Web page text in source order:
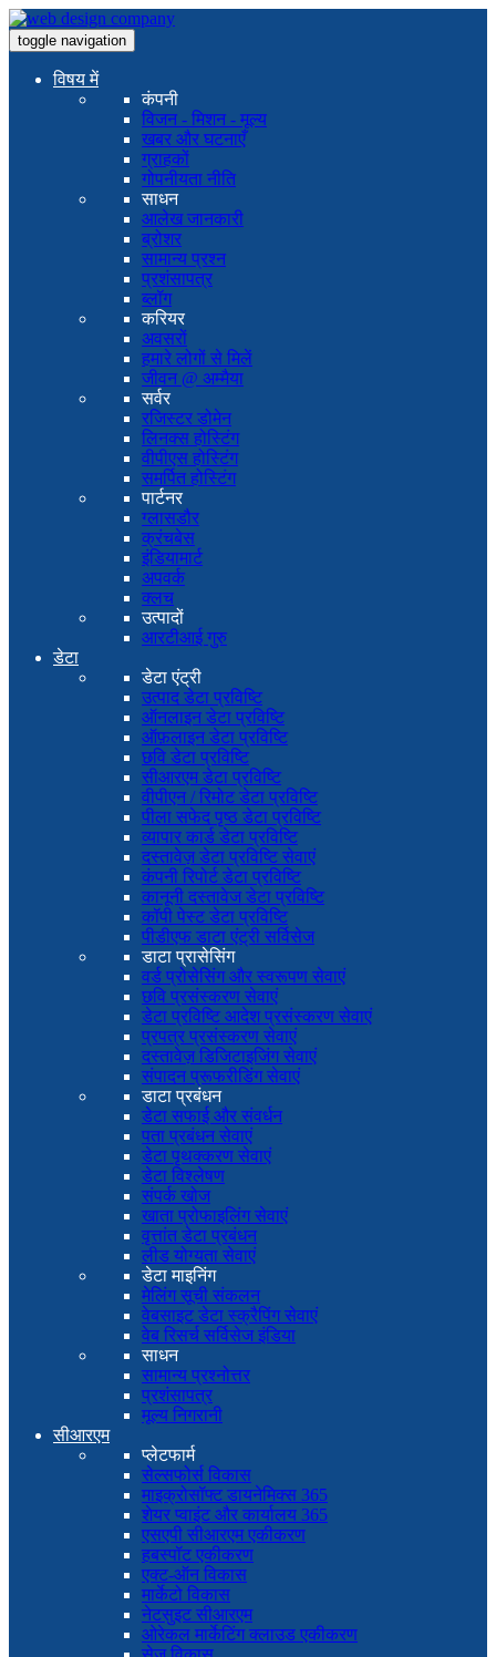
toggle navigation
विषय में
कंपनी
विजन - मिशन - मूल्य
खबर और घटनाएँ
ग्राहकों
गोपनीयता नीति
साधन
आलेख जानकारी
ब्रोशर
सामान्य प्रश्न
प्रशंसापत्र
ब्लॉग
करियर
अवसरों
हमारे लोगों से मिलें
जीवन @ अम्मैया
सर्वर
रजिस्टर डोमेन
लिनक्स होस्टिंग
वीपीएस होस्टिंग
समर्पित होस्टिंग
पार्टनर
ग्लासडौर
क्रंचबेस
इंडियामार्ट
अपवर्क
क्लच
उत्पादों
आरटीआई गुरु
डेटा
डेटा एंट्री
उत्पाद डेटा प्रविष्टि
ऑनलाइन डेटा प्रविष्टि
ऑफ़लाइन डेटा प्रविष्टि
छवि डेटा प्रविष्टि
सीआरएम डेटा प्रविष्टि
वीपीएन / रिमोट डेटा प्रविष्टि
पीला सफेद पृष्ठ डेटा प्रविष्टि
व्यापार कार्ड डेटा प्रविष्टि
दस्तावेज़ डेटा प्रविष्टि सेवाएं
कंपनी रिपोर्ट डेटा प्रविष्टि
कानूनी दस्तावेज डेटा प्रविष्टि
कॉपी पेस्ट डेटा प्रविष्टि
पीडीएफ डाटा एंट्री सर्विसेज
डाटा प्रासेसिंग
वर्ड प्रोसेसिंग और स्वरूपण सेवाएं
छवि प्रसंस्करण सेवाएं
डेटा प्रविष्टि आदेश प्रसंस्करण सेवाएं
प्रपत्र प्रसंस्करण सेवाएं
दस्तावेज़ डिजिटाइजिंग सेवाएं
संपादन प्रूफरीडिंग सेवाएं
डाटा प्रबंधन
डेटा सफाई और संवर्धन
पता प्रबंधन सेवाएं
डेटा पृथक्करण सेवाएं
डेटा विश्लेषण
संपर्क खोज
खाता प्रोफाइलिंग सेवाएं
वृत्तांत डेटा प्रबंधन
लीड योग्यता सेवाएं
डेटा माइनिंग
मेलिंग सूची संकलन
वेबसाइट डेटा स्क्रैपिंग सेवाएं
वेब रिसर्च सर्विसेज इंडिया
साधन
सामान्य प्रश्नोत्तर
प्रशंसापत्र
मूल्य निगरानी
सीआरएम
प्लेटफार्म
सेल्सफोर्स विकास
माइक्रोसॉफ्ट डायनेमिक्स 365
शेयर प्वाइंट और कार्यालय 365
एसएपी सीआरएम एकीकरण
हबस्पॉट एकीकरण
एक्ट-ऑन विकास
मार्केटो विकास
नेटसुइट सीआरएम
ओरेकल मार्केटिंग क्लाउड एकीकरण